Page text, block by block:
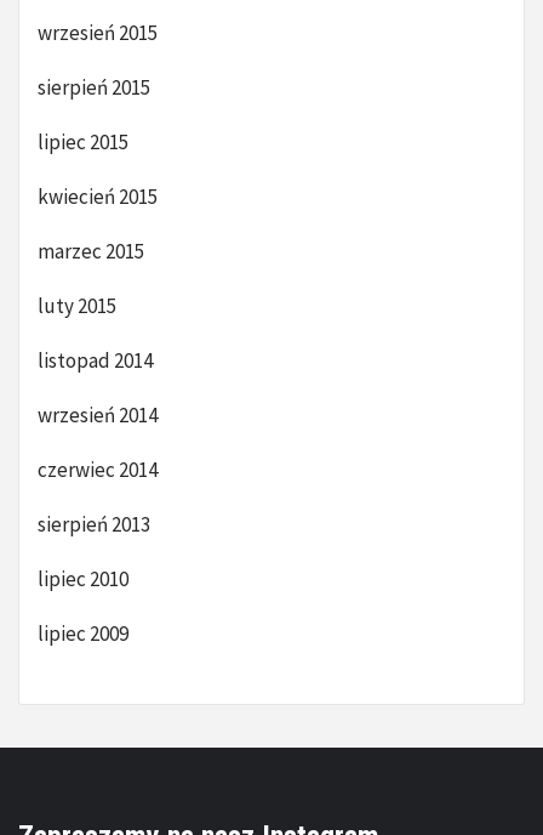
wrzesień 2015
sierpień 2015
lipiec 2015
kwiecień 2015
marzec 2015
luty 2015
listopad 2014
wrzesień 2014
czerwiec 2014
sierpień 2013
lipiec 2010
lipiec 2009